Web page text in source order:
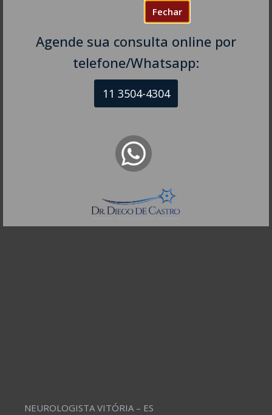
Fechar
Agende sua consulta online por
telefone/Whatsapp:
11 3504-4304
completas de forma facilitada para a gestão da saúde
humanidade e sustentabilidade. Destinado ao
público em geral.
NEUROLOGISTA EM SÃO PAULO – SP
R. Itapeva, 518 - sala 1301
Bela Vista - São Paulo - SP
NEUROLOGISTA VITÓRIA – ES